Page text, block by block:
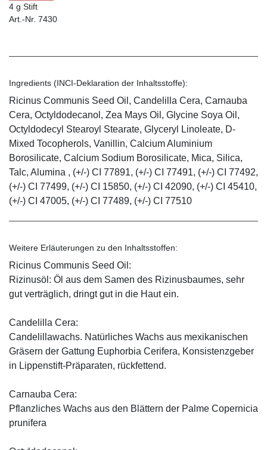
4 g Stift
Art.-Nr. 7430
Ingredients (INCI-Deklaration der Inhaltsstoffe):
Ricinus Communis Seed Oil, Candelilla Cera, Carnauba
Cera, Octyldodecanol, Zea Mays Oil, Glycine Soya Oil,
Octyldodecyl Stearoyl Stearate, Glyceryl Linoleate, D-
Mixed Tocopherols, Vanillin, Calcium Aluminium
Borosilicate, Calcium Sodium Borosilicate, Mica, Silica,
Talc, Alumina , (+/-) CI 77891, (+/-) CI 77491, (+/-) CI 77492,
(+/-) CI 77499, (+/-) CI 15850, (+/-) CI 42090, (+/-) CI 45410,
(+/-) CI 47005, (+/-) CI 77489, (+/-) CI 77510
Weitere Erläuterungen zu den Inhaltsstoffen:
Ricinus Communis Seed Oil:
Rizinusöl: Öl aus dem Samen des Rizinusbaumes, sehr
gut verträglich, dringt gut in die Haut ein.
Candelilla Cera:
Candelillawachs. Natürliches Wachs aus mexikanischen
Gräsern der Gattung Euphorbia Cerifera, Konsistenzgeber
in Lippenstift-Präparaten, rückfettend.
Carnauba Cera:
Pflanzliches Wachs aus den Blättern der Palme Copernicia
prunifera